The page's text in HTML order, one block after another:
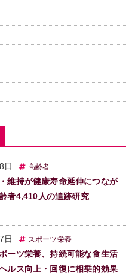
日 高齢者
維持が健康寿命延伸につなが
者4,410人の追跡研究
日 スポーツ栄養
ーツ栄養、持続可能な食生活
ルス向上・回復に相乗的効果